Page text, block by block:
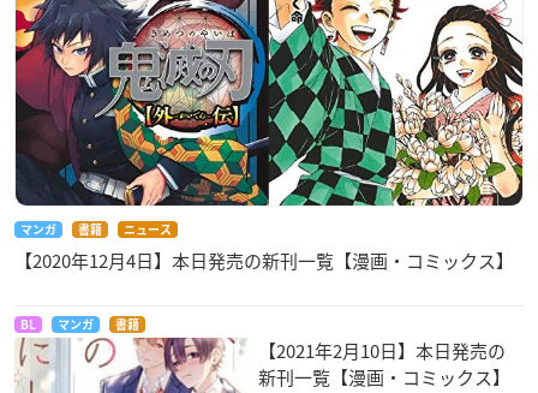
マンガ 書籍 ニュース
【2020年12月4日】本日発売の新刊一覧【漫画・コミックス】
BL マンガ 書籍
【2021年2月10日】本日発売の
新刊一覧【漫画・コミックス】